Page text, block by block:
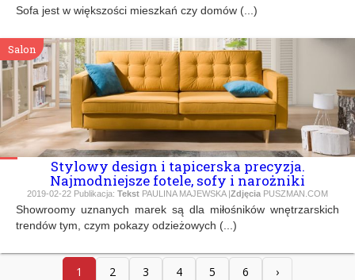
Sofa jest w większości mieszkań czy domów (...)
Salon
Stylowy design i tapicerska precyzja.
Najmodniejsze fotele, sofy i narożniki
2019-02-22 Publikacja: Tekst PAULINA MAJEWSKA |Zdjęcia PUSZMAN.COM
Showroomy uznanych marek są dla miłośników wnętrzarskich
trendów tym, czym pokazy odzieżowych (...)
1 2 3 4 5 6 ›